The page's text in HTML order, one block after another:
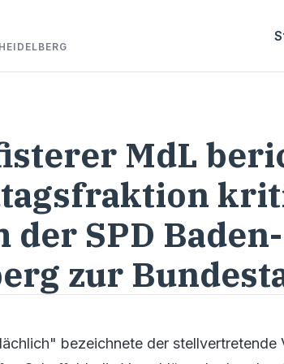
MdL
der SPD Baden-
zur
bezeichnete der stellvertretende